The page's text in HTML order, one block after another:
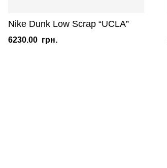
Nike Dunk Low Scrap “UCLA”
6230.00 грн.